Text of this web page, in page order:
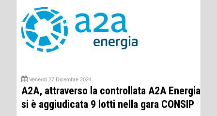
Venerdì 27 Dicembre 2024
A2A, attraverso la controllata A2A Energia
si è aggiudicata 9 lotti nella gara CONSIP